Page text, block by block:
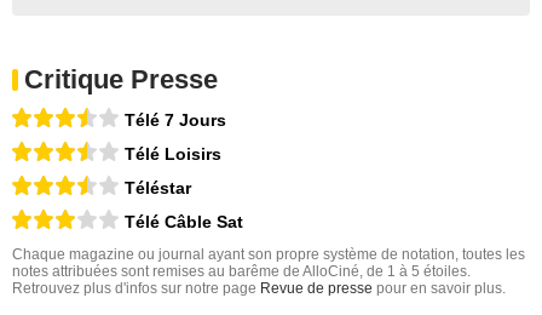
Critique Presse
Télé 7 Jours
Télé Loisirs
Téléstar
Télé Câble Sat
Chaque magazine ou journal ayant son propre système de notation, toutes les
notes attribuées sont remises au barême de AlloCiné, de 1 à 5 étoiles.
Retrouvez plus d'infos sur notre page Revue de presse pour en savoir plus.